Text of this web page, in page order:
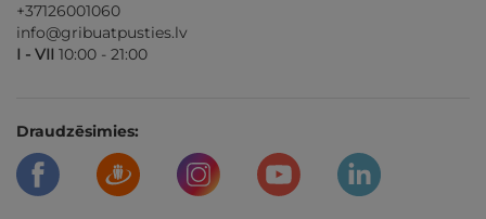
+37126001060
info@gribuatpusties.lv
I - VII 10:00 - 21:00
Draudzēsimies: